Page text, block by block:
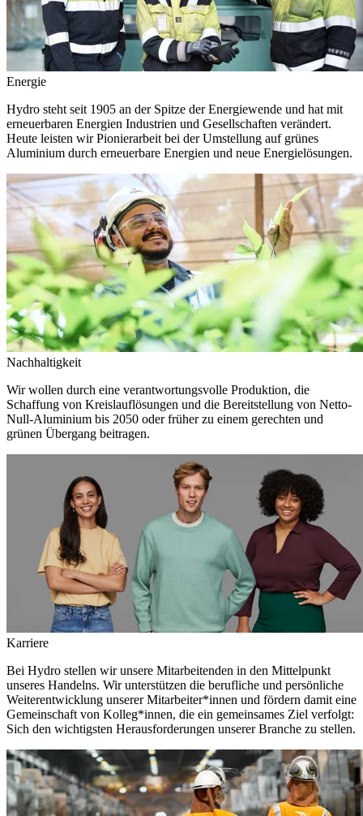
Energie
Hydro steht seit 1905 an der Spitze der Energiewende und hat mit
erneuerbaren Energien Industrien und Gesellschaften verändert.
Heute leisten wir Pionierarbeit bei der Umstellung auf grünes
Aluminium durch erneuerbare Energien und neue Energielösungen.
Nachhaltigkeit
Wir wollen durch eine verantwortungsvolle Produktion, die
Schaffung von Kreislauflösungen und die Bereitstellung von Netto-
Null-Aluminium bis 2050 oder früher zu einem gerechten und
grünen Übergang beitragen.
Karriere
Bei Hydro stellen wir unsere Mitarbeitenden in den Mittelpunkt
unseres Handelns. Wir unterstützen die berufliche und persönliche
Weiterentwicklung unserer Mitarbeiter*innen und fördern damit eine
Gemeinschaft von Kolleg*innen, die ein gemeinsames Ziel verfolgt:
Sich den wichtigsten Herausforderungen unserer Branche zu stellen.